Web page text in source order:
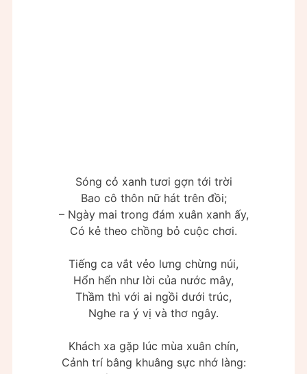
Sóng cỏ xanh tươi gợn tới trời
Bao cô thôn nữ hát trên đồi;
– Ngày mai trong đám xuân xanh ấy,
Có kẻ theo chồng bỏ cuộc chơi.
Tiếng ca vắt vẻo lưng chừng núi,
Hổn hển như lời của nước mây,
Thầm thì với ai ngồi dưới trúc,
Nghe ra ý vị và thơ ngây.
Khách xa gặp lúc mùa xuân chín,
Cảnh trí bâng khuâng sực nhớ làng: